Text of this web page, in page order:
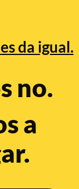
da igual.
no.
a
NOT yet been